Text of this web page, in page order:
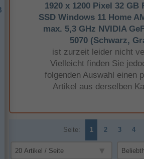
1920 x 1200 Pixel 32 GB
SSD Windows 11 Home
max. 5,3 GHz NVIDIA
5070 (Schwarz,
ist zurzeit leider nicht
Vielleicht finden Sie
folgenden Auswahl einen
Artikel aus derselben
Seite: 1 2 3 4